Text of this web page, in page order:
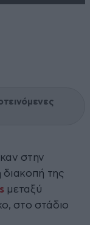
στην
διακοπή της
μεταξύ
στο στάδιο